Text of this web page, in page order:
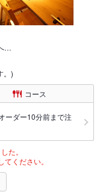
…
。)
コース
ーダー10分前まで注
た。
ください。